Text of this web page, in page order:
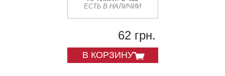
ЕСТЬ В НАЛИЧИИ
62 грн.
В КОРЗИНУ